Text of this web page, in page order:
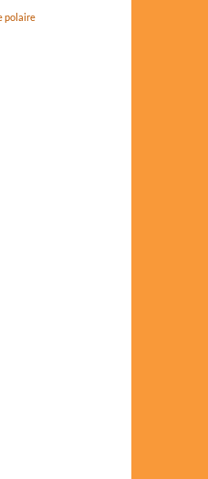
polaire